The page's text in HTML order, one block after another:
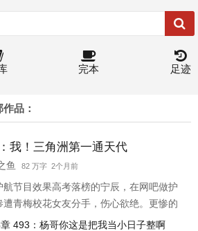
完本 足迹
品：
我！三角洲第一通天代
鱼 82 万字 2个月前
航节目效果高考落榜的宁辰，在网吧做护
遭青梅校花女友分手，伤心欲绝。更惨的
三角洲第一通天代197191
493：杨哥你这是把我当小日子整啊